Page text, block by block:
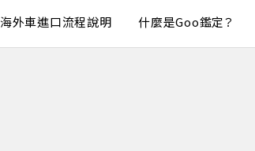
海外車進口流程說明 什麼是Goo鑑定？